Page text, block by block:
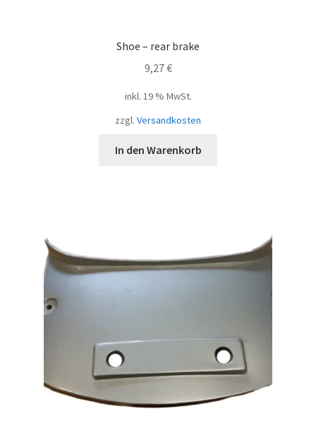
Shoe – rear brake
9,27€
inkl. 19 % MwSt.
zzgl. Versandkosten
In den Warenkorb